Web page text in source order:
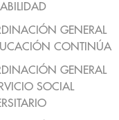
GENERAL
CONTINÚA
GENERAL
SOCIAL